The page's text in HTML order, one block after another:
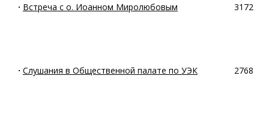
· Встреча с о. Иоанном Миролюбовым 3172
· Слушания в Общественной палате по УЭК 2768